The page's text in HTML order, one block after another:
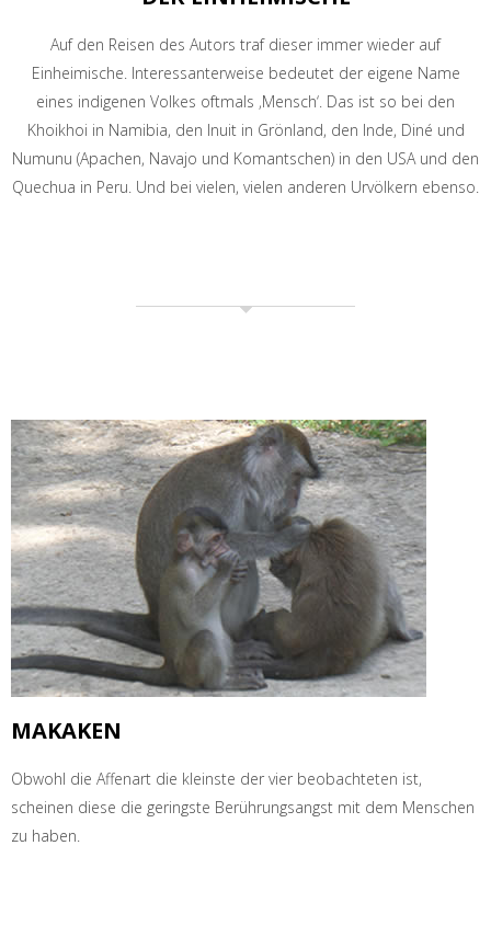
Auf den Reisen des Autors traf dieser immer wieder auf
Einheimische. Interessanterweise bedeutet der eigene Name
eines indigenen Volkes oftmals ‚Mensch‘. Das ist so bei den
Khoikhoi in Namibia, den Inuit in Grönland, den Inde, Diné und
Numunu (Apachen, Navajo und Komantschen) in den USA und den
Quechua in Peru. Und bei vielen, vielen anderen Urvölkern ebenso.
MAKAKEN
Obwohl die Affenart die kleinste der vier beobachteten ist,
scheinen diese die geringste Berührungsangst mit dem Menschen
zu haben.